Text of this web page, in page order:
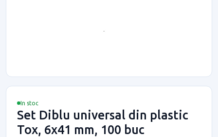
In stoc
Set Diblu universal din plastic
Tox, 6x41 mm, 100 buc